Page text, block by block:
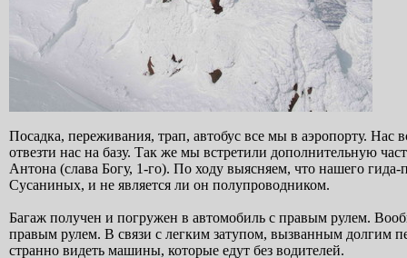
Посадка, переживания, трап, автобус все мы в аэропорту.
отвезти нас на базу. Так же мы встретили дополнительную
Антона (слава Богу, 1-го). По ходу выясняем, что нашего
Сусаниных, и не является ли он полупроводником.
Багаж получен и погружен в автомобиль с правым рулем.
правым рулем. В связи с легким затупом, вызванным долгим
странно видеть машины, которые едут без водителей.